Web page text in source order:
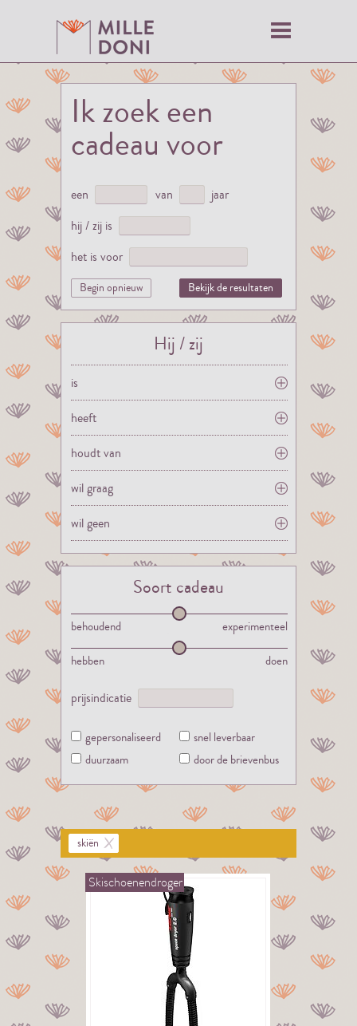
Ik zoek een
cadeau voor
een van
jaar
hij / zij is
het is voor
Begin opnieuw Bekijk de resultaten
Hij / zij
is
heeft
houdt van
wil graag
wil geen
Soort cadeau
behoudend experimenteel
hebben doen
prijsindicatie
gepersonaliseerd
snel leverbaar
duurzaam
door de brievenbus
skiën
Skischoenendroger